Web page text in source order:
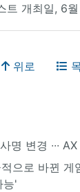
트 개최일, 6
위로
명 변경 ∙∙∙
으로 바뀐 게
능'